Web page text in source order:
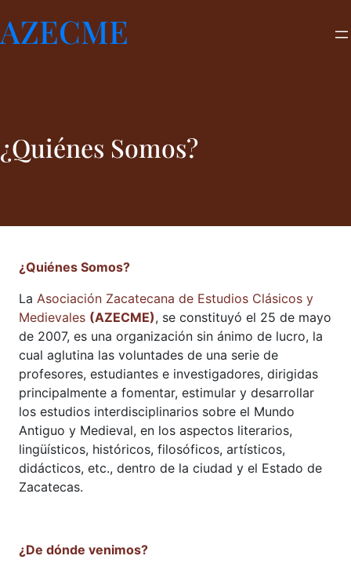
al
contenido
AZECME
¿Quiénes Somos?
¿Quiénes Somos?
La Asociación Zacatecana de Estudios Clásicos y
Medievales (AZECME), se constituyó el 25 de mayo
de 2007, es una organización sin ánimo de lucro, la
cual aglutina las voluntades de una serie de
profesores, estudiantes e investigadores, dirigidas
principalmente a fomentar, estimular y desarrollar
los estudios interdisciplinarios sobre el Mundo
Antiguo y Medieval, en los aspectos literarios,
lingüísticos, históricos, filosóficos, artísticos,
didácticos, etc., dentro de la ciudad y el Estado de
Zacatecas.
¿De dónde venimos?